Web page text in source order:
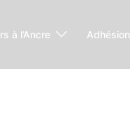
à l’Ancre Adhésion